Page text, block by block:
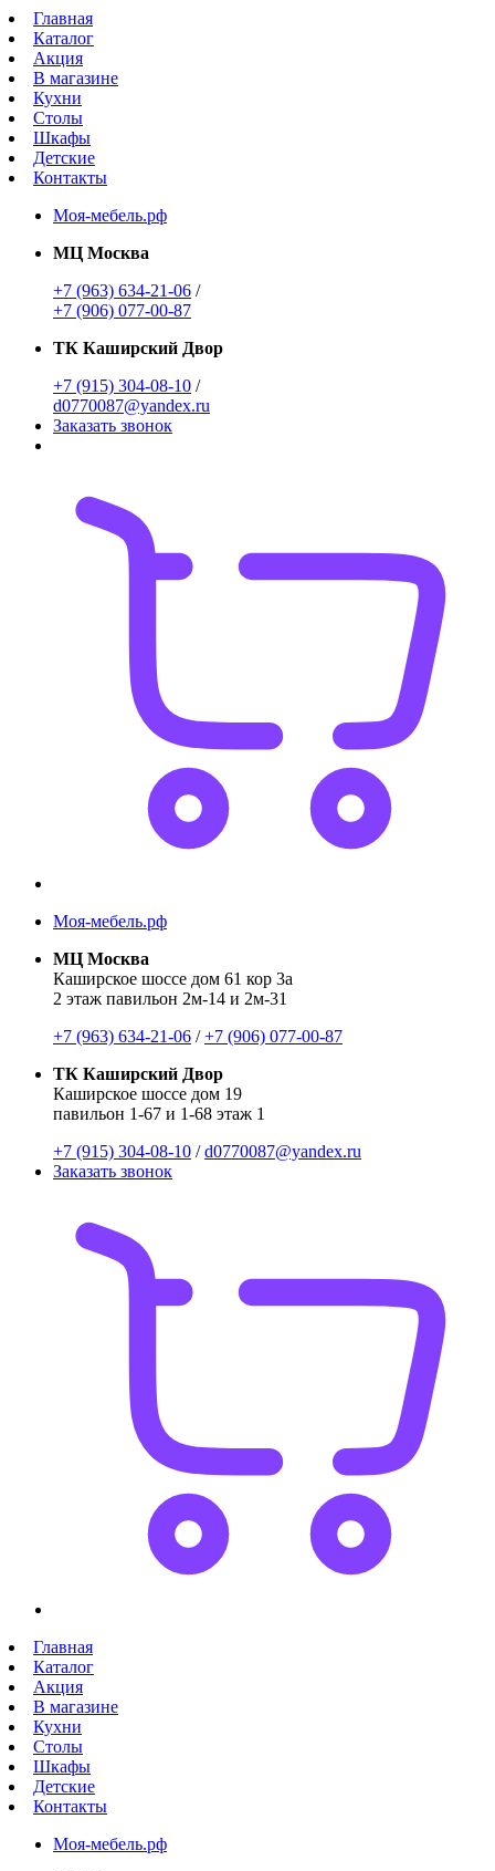
Главная
Каталог
Акция
В магазине
Кухни
Столы
Шкафы
Детские
Контакты
Моя-мебель.рф
МЦ Москва
+7 (963) 634-21-06 /
+7 (906) 077-00-87
ТК Каширский Двор
+7 (915) 304-08-10 /
d0770087@yandex.ru
Заказать звонок
Моя-мебель.рф
МЦ Москва
Каширское шоссе дом 61 кор 3а
2 этаж павильон 2м-14 и 2м-31
+7 (963) 634-21-06 /+7 (906) 077-00-87
ТК Каширский Двор
Каширское шоссе дом 19
павильон 1-67 и 1-68 этаж 1
+7 (915) 304-08-10 /d0770087@yandex.ru
Заказать звонок
Главная
Каталог
Акция
В магазине
Кухни
Столы
Шкафы
Детские
Контакты
Моя-мебель.рф